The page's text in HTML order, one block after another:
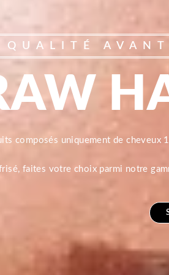
QUALITÉ AVANT
composés uniquement de cheveux
faites votre choix parmi notre